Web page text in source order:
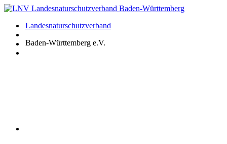
Zum
springenLandesnaturschutzverband
Baden-Württemberg e.V.